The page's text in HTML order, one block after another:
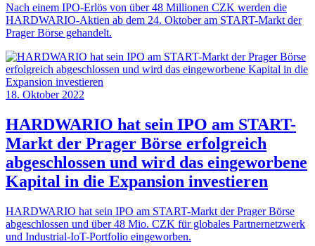
Nach einem IPO-Erlös von über 48 Millionen CZK werden die
HARDWARIO-Aktien ab dem 24. Oktober am START-Markt der
Prager Börse gehandelt.
18. Oktober 2022
HARDWARIO hat sein IPO am START-
Markt der Prager Börse erfolgreich
abgeschlossen und wird das eingeworbene
Kapital in die Expansion investieren
HARDWARIO hat sein IPO am START-Markt der Prager Börse
abgeschlossen und über 48 Mio. CZK für globales Partnernetzwerk
und Industrial-IoT-Portfolio eingeworben.